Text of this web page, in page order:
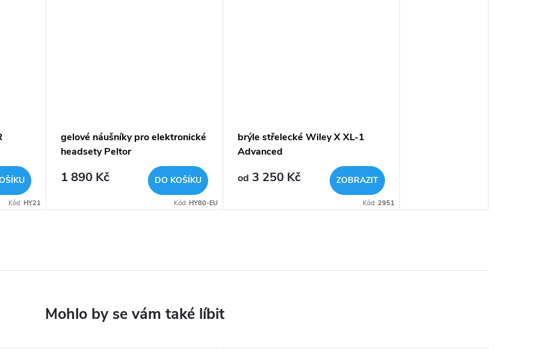
Kód: HY21
gelové náušníky pro elektronické
headsety Peltor
1 890 Kč DO KOŠÍKU
Kód: HY80-EU
brýle střelecké Wiley X XL-1
Advanced
od 3 250 Kč ZOBRAZIT
Kód: 2951